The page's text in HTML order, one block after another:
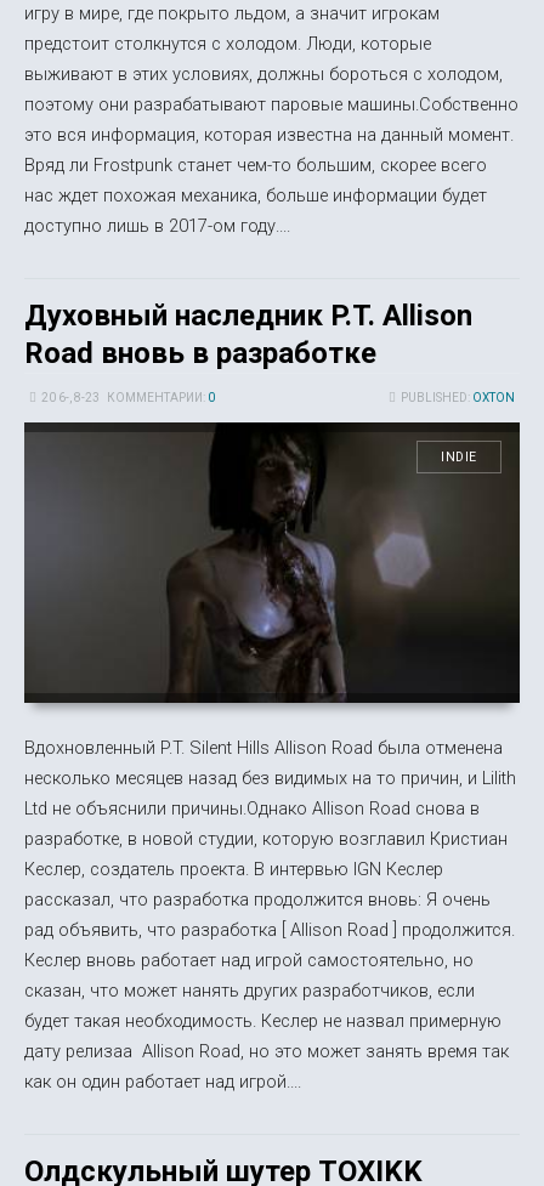
игру в мире, где покрыто льдом, а значит игрокам
предстоит столкнутся с холодом. Люди, которые
выживают в этих условиях, должны бороться с холодом,
поэтому они разрабатывают паровые машины.Собственно
это вся информация, которая известна на данный момент.
Вряд ли Frostpunk станет чем-то большим, скорее всего
нас ждет похожая механика, больше информации будет
доступно лишь в 2017-ом году....
Духовный наследник P.T. Allison
Road вновь в разработке
PUBLISHED: OXTON
20 6-, 8-23 КОММЕНТАРИИ: 0
INDIE
Вдохновленный P.T. Silent Hills Allison Road была отменена
несколько месяцев назад без видимых на то причин, и Lilith
Ltd не объяснили причины.Однако Allison Road снова в
разработке, в новой студии, которую возглавил Кристиан
Кеслер, создатель проекта. В интервью IGN Кеслер
рассказал, что разработка продолжится вновь: Я очень
рад объявить, что разработка [ Allison Road ] продолжится.
Кеслер вновь работает над игрой самостоятельно, но
сказан, что может нанять других разработчиков, если
будет такая необходимость. Кеслер не назвал примерную
дату релизаа Allison Road, но это может занять время так
как он один работает над игрой....
Олдскульный шутер TOXIKK